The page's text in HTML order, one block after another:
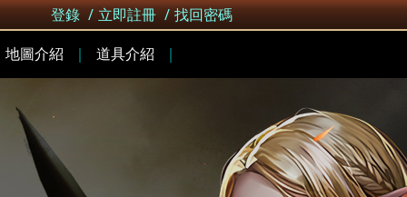
登錄 / 立即註冊 / 找回密碼